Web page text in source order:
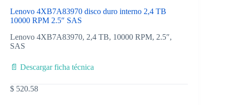
Lenovo 4XB7A83970 disco duro interno 2,4 TB
10000 RPM 2.5″ SAS
Lenovo 4XB7A83970, 2,4 TB, 10000 RPM, 2.5″,
SAS
📄 Descargar ficha técnica
$ 520.58